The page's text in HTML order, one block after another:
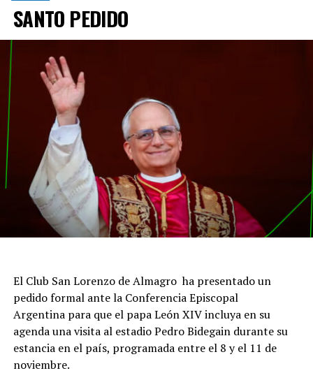
el crecimiento de uno de los principales complejos
industriales y exportadores del país.
SANTO PEDIDO
El Club San Lorenzo de Almagro ha presentado un
pedido formal ante la Conferencia Episcopal
Argentina para que el papa León XIV incluya en su
agenda una visita al estadio Pedro Bidegain durante su
estancia en el país, programada entre el 8 y el 11 de
noviembre.